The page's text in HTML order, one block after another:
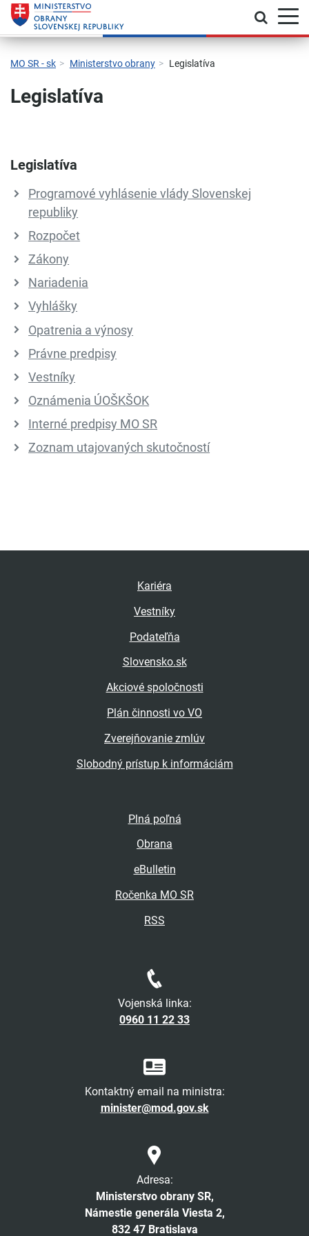
Skočiť na hlavnú navigáciu
Skočiť na obsah
Skočiť na bočný panel
Skočiť na pätičku
Kontakt
Prehlásenie o prístupnosti
MO SR - sk Ministerstvo obrany Legislatíva
Legislatíva
Legislatíva
Programové vyhlásenie vlády Slovenskej
republiky
Rozpočet
Zákony
Nariadenia
Vyhlášky
Opatrenia a výnosy
Právne predpisy
Vestníky
Oznámenia ÚOŠKŠOK
Interné predpisy MO SR
Zoznam utajovaných skutočností
Kariéra
Vestníky
Podateľňa
Slovensko.sk
Akciové spoločnosti
Plán činnosti vo VO
Zverejňovanie zmlúv
Slobodný prístup k informáciám
Plná poľná
Obrana
eBulletin
Ročenka MO SR
RSS
Vojenská linka:
0960 11 22 33
Kontaktný email na ministra:
minister@mod.gov.sk
Adresa:
Ministerstvo obrany SR,
Námestie generála Viesta 2,
832 47 Bratislava